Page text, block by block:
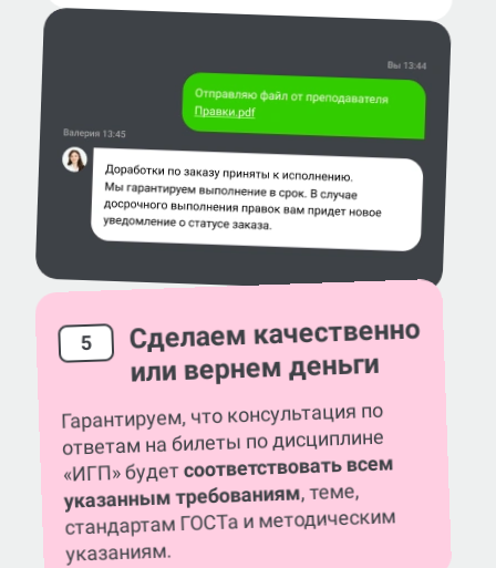
5 Сделаем качественно
или вернем деньги
Гарантируем, что консультация по
ответам на билеты по дисциплине
«ИГП» будетсоответствовать всем
указанным требованиям, теме,
стандартам ГОСТа и методическим
указаниям.